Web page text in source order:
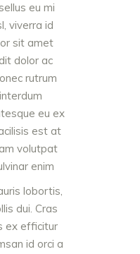
eu mi
viverra id
sit amet
dolor ac
rutrum
eu ex
est at
volutpat
enim
lobortis,
dui. Cras
ex efficitur
id orci a